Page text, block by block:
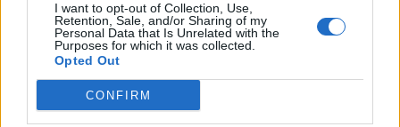
I want to opt-out of Collection, Use,
Retention, Sale, and/or Sharing of my
Personal Data that Is Unrelated with the
Purposes for which it was collected.
Opted Out
CONFIRM